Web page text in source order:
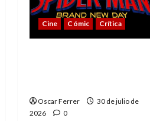
Cine Cómic Crítica
Oscar Ferrer
30 de julio de
2026
0